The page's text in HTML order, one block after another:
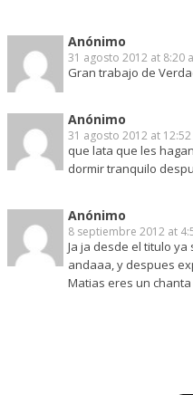
Anónimo
31 agosto 2012 at 8:20
Gran trabajo de
Anónimo
31 agosto 2012 at
que lata que les
dormir tranquilo
Anónimo
8 septiembre 2012 at
Ja ja desde el titulo
andaaa, y despues
Matias eres un